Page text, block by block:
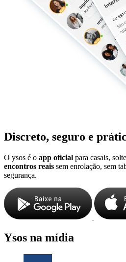
Discreto, seguro e
O ysos é o app oficial para casais,
encontros reais sem enrolação, sem
segurança.
Ysos na mídia